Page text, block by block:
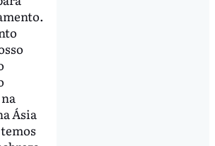
Ásia